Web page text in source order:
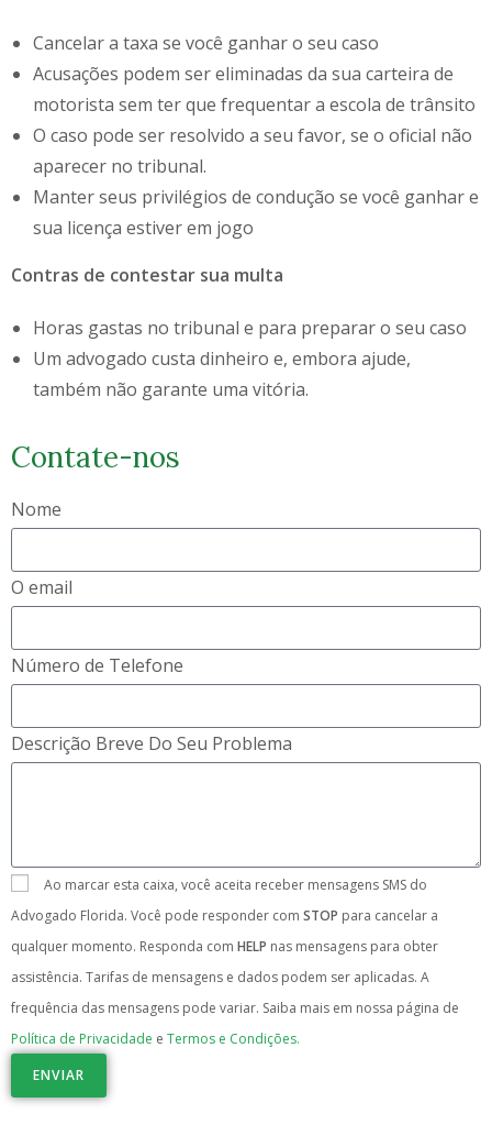
Cancelar a taxa se você ganhar o seu caso
Acusações podem ser eliminadas da sua carteira de
motorista sem ter que frequentar a escola de trânsito
O caso pode ser resolvido a seu favor, se o oficial não
aparecer no tribunal.
Manter seus privilégios de condução se você ganhar e
sua licença estiver em jogo
Contras de contestar sua multa
Horas gastas no tribunal e para preparar o seu caso
Um advogado custa dinheiro e, embora ajude,
também não garante uma vitória.
Contate-nos
Nome
O email
Número de Telefone
Descrição Breve Do Seu Problema
Ao marcar esta caixa, você aceita receber mensagens SMS do
Advogado Florida. Você pode responder com STOP para cancelar a
qualquer momento. Responda com HELP nas mensagens para obter
assistência. Tarifas de mensagens e dados podem ser aplicadas. A
frequência das mensagens pode variar. Saiba mais em nossa página de
Política de Privacidade e Termos e Condições.
ENVIAR